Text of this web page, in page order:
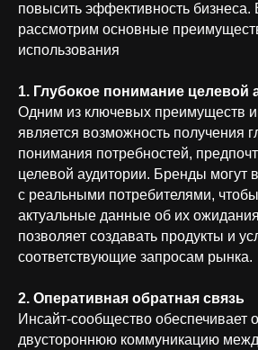
повысить эффективность бизнеса.
рассмотрим основные
использования
1. Глубокое понимание целевой
Одним из ключевых преимуществ
является возможность получения
понимания потребностей,
целевой аудитории. Бренды могут
с реальными потребителями,
актуальные данные об их
позволяет создавать продукты и
соответствующие запросам рынка.
2. Оперативная обратная связь
Инсайт-сообщество обеспечивает
двустороннюю коммуникацию